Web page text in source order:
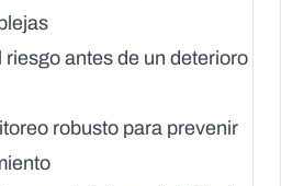
antes de un deterioro
robusto para prevenir